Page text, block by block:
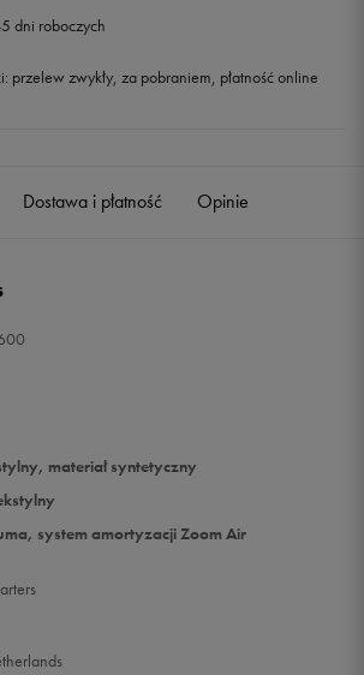
dni roboczych
przelew zwykły, za pobraniem, płatność online
Dostawa i płatność Opinie
materiał syntetyczny
system amortyzacji Zoom Air